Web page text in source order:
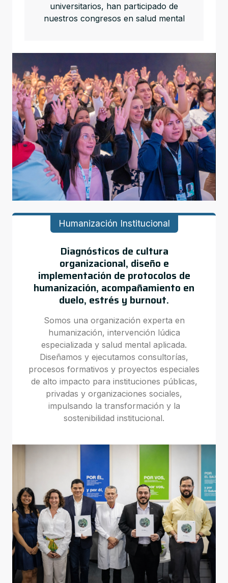
universitarios, han participado de
nuestros congresos en salud mental
Humanización Institucional
Diagnósticos de cultura
organizacional, diseño e
implementación de protocolos de
humanización, acompañamiento en
duelo, estrés y burnout.
Somos una organización experta en
humanización, intervención lúdica
especializada y salud mental aplicada.
Diseñamos y ejecutamos consultorías,
procesos formativos y proyectos especiales
de alto impacto para instituciones públicas,
privadas y organizaciones sociales,
impulsando la transformación y la
sostenibilidad institucional.